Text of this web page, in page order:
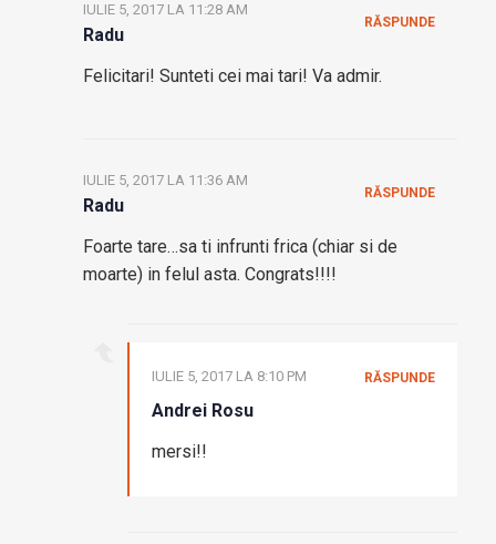
Radu
IULIE 5, 2017 LA 11:28 AM
Felicitari! Sunteti cei mai tari! Va admir.
RĂSPUNDE
Radu
IULIE 5, 2017 LA 11:36 AM
Foarte tare…sa ti infrunti frica (chiar si de
moarte) in felul asta. Congrats!!!!
RĂSPUNDE
Andrei Rosu
IULIE 5, 2017 LA 8:10 PM
mersi!!
RĂSPUNDE